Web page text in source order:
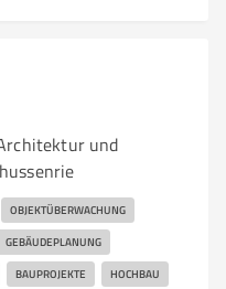
und
OBJEKTÜBERWACHUNG
GEBÄUDEPLANUNG
BAUPROJEKTE HOCHBAU